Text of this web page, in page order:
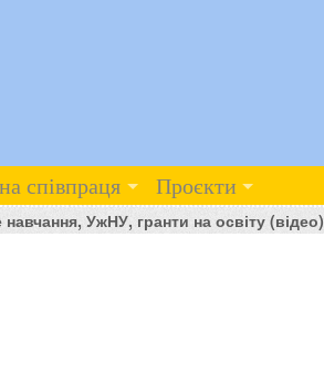
співпраця Проєкти
УжНУ, гранти на освіту (відео)